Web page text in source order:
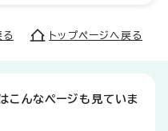
トップページへ戻る
こんなページも見ていま